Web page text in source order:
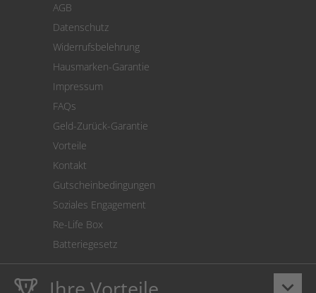
Cookie Einstellungen
AGB
Datenschutz
Widerrufsbelehrung
Hausmarken-Garantie
Impressum
FAQs
Geld-Zurück-Garantie
Vorteile
Kontakt
Gutscheinbedingungen
Soziales Engagement
Re-Life Box
Batteriegesetz
keyboard_arrow_down